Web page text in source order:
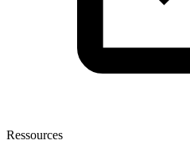
Ressources